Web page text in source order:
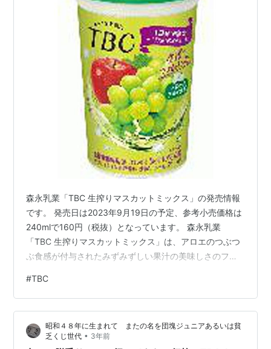
森永乳業「TBC 生搾りマスカットミックス」の発売情報
です。 発売日は2023年9月19日の予定、参考小売価格は
240mlで160円（税抜）となっています。 森永乳業
「TBC 生搾りマスカットミックス」は、アロエのつぶつ
ぶ食感が付与されたみずみずしい果汁の美味しさのフル
考小売価格：160円（税抜） 内容量：240ml 保存方法：
要冷蔵10℃以下
#TBC
昭和４８年に生まれて またの名を団塊ジュニアあるいは貧
乏くじ世代 • 3年前